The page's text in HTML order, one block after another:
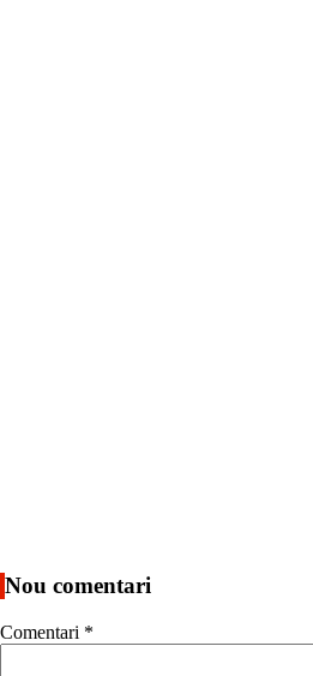
Nou comentari
Comentari *